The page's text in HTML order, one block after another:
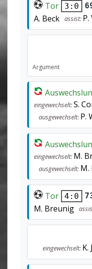
Tor 3:0
A. Beck assist:
Argument
eingewechselt:S.
ausgewechselt: P.
eingewechselt: M.
ausgewechselt: M.
Tor 4:0
M. Breunig
eingewechselt: K.